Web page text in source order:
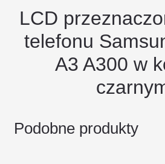
LCD
telefonu
A3 A300 w
Podobne produkty